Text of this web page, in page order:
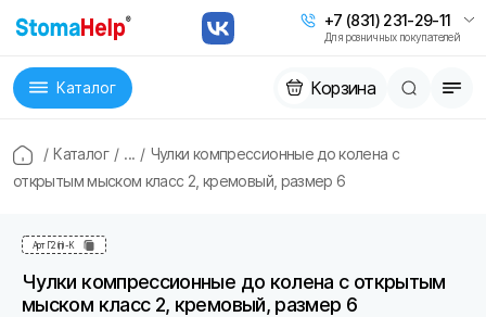
+7 (831) 231-29-11
Для розничных покупателей
Каталог Корзина
/ Каталог / ... / Чулки компрессионные до колена с
открытым мыском класс 2, кремовый, размер 6
Арт Г2(п)-К
Чулки компрессионные до колена с открытым
мыском класс 2, кремовый, размер 6